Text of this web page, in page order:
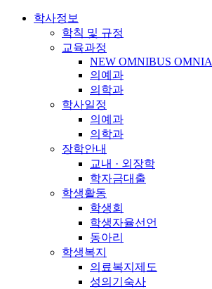
학사정보
학칙 및 규정
교육과정
NEW OMNIBUS OMNIA
의예과
의학과
학사일정
의예과
의학과
장학안내
교내 · 외장학
학자금대출
학생활동
학생회
학생자율선언
동아리
학생복지
의료복지제도
성의기숙사